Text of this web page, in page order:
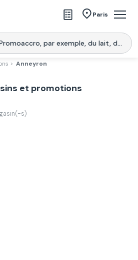
Paris
l'application
> Anneyron
et promotions
s)